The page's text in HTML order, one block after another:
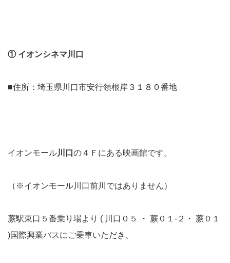
① イオンシネマ川口
■住所：埼玉県川口市安行領根岸３１８０番地
イオンモール川口 の４Ｆにある映画館です。
（※イオンモール川口前川ではありません）
蕨駅東口５番乗り場より ( 川口０５ ・ 蕨０１-２・ 蕨０１
)国際興業バスにご乗車いただき、